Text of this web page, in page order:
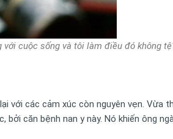
cuộc sống và tôi làm điều đó không
với các cảm xúc còn nguyên vẹn. Vừa
căn bệnh nan y này. Nó khiến ông